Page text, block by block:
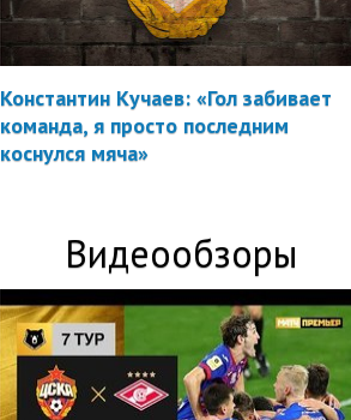
Константин Кучаев: «Гол забивает
команда, я просто последним
коснулся мяча»
Видеообзоры